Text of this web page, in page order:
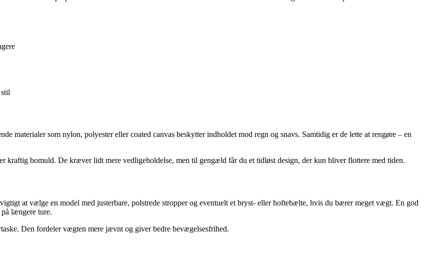
materialer som nylon, polyester eller coated canvas beskytter indholdet mod regn og snavs. Samtidig er de lette at rengøre – en
bomuld. De kræver lidt mere vedligeholdelse, men til gengæld får du et tidløst design, der kun bliver flottere med tiden.
at vælge en model med justerbare, polstrede stropper og eventuelt et bryst- eller hoftebælte, hvis du bærer meget vægt. En god
længere ture.
Den fordeler vægten mere jævnt og giver bedre bevægelsesfrihed.